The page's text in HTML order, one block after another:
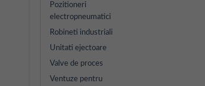
Pozitioneri
electropneumatici
Robineti industriali
Unitati ejectoare
Valve de proces
Ventuze pentru